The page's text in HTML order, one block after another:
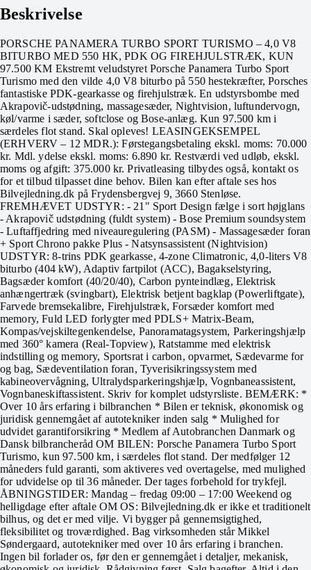
Beskrivelse
PORSCHE PANAMERA TURBO SPORT TURISMO – 4,0 V8
BITURBO MED 550 HK, PDK OG FIREHJULSTRÆK, KUN
97.500 KM Ekstremt veludstyret Porsche Panamera Turbo Sport
Turismo med den vilde 4,0 V8 biturbo på 550 hestekræfter, Porsches
fantastiske PDK-gearkasse og firehjulstræk. En udstyrsbombe med
Akrapovič-udstødning, massagesæder, Nightvision, luftundervogn,
køl/varme i sæder, softclose og Bose-anlæg. Kun 97.500 km i
særdeles flot stand. Skal opleves! LEASINGEKSEMPEL
(ERHVERV – 12 MDR.): Førstegangsbetaling ekskl. moms: 70.000
kr. Mdl. ydelse ekskl. moms: 6.890 kr. Restværdi ved udløb, ekskl.
moms og afgift: 375.000 kr. Privatleasing tilbydes også, kontakt os
for et tilbud tilpasset dine behov. Bilen kan efter aftale ses hos
Bilvejledning.dk på Frydensbergvej 9, 3660 Stenløse.
FREMHÆVET UDSTYR: - 21" Sport Design fælge i sort højglans
- Akrapovič udstødning (fuldt system) - Bose Premium soundsystem
- Luftaffjedring med niveauregulering (PASM) - Massagesæder foran
+ Sport Chrono pakke Plus - Natsynsassistent (Nightvision)
UDSTYR: 8-trins PDK gearkasse, 4-zone Climatronic, 4,0-liters V8
biturbo (404 kW), Adaptiv fartpilot (ACC), Bagakselstyring,
Bagsæder komfort (40/20/40), Carbon pynteindlæg, Elektrisk
anhængertræk (svingbart), Elektrisk betjent bagklap (Powerliftgate),
Farvede bremsekalibre, Firehjulstræk, Forsæder komfort med
memory, Fuld LED forlygter med PDLS+ Matrix-Beam,
Kompas/vejskiltegenkendelse, Panoramatagsystem, Parkeringshjælp
med 360° kamera (Real-Topview), Ratstamme med elektrisk
indstilling og memory, Sportsrat i carbon, opvarmet, Sædevarme for
og bag, Sædeventilation foran, Tyverisikringssystem med
kabineovervågning, Ultralydsparkeringshjælp, Vognbaneassistent,
Vognbaneskiftassistent. Skriv for komplet udstyrsliste. BEMÆRK: *
Over 10 års erfaring i bilbranchen * Bilen er teknisk, økonomisk og
juridisk gennemgået af autotekniker inden salg * Mulighed for
udvidet garantiforsikring * Medlem af Autobranchen Danmark og
Dansk bilbrancheråd OM BILEN: Porsche Panamera Turbo Sport
Turismo, kun 97.500 km, i særdeles flot stand. Der medfølger 12
måneders fuld garanti, som aktiveres ved overtagelse, med mulighed
for udvidelse op til 36 måneder. Der tages forbehold for trykfejl.
ÅBNINGSTIDER: Mandag – fredag 09:00 – 17:00 Weekend og
helligdage efter aftale OM OS: Bilvejledning.dk er ikke et traditionelt
bilhus, og det er med vilje. Vi bygger på gennemsigtighed,
fleksibilitet og troværdighed. Bag virksomheden står Mikkel
Søndergaard, autotekniker med over 10 års erfaring i branchen.
Ingen bil forlader os, før den er gennemgået i detaljer, mekanisk,